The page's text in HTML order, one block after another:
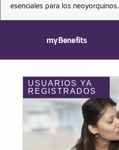
esenciales para los neoyorquinos.
myBenefits
USUARIOS YA
REGISTRADOS